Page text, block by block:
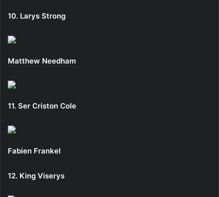
10. Larys Strong
Matthew Needham
11. Ser Criston Cole
Fabien Frankel
12. King Viserys